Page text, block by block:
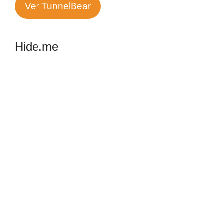
Ver TunnelBear
Hide.me